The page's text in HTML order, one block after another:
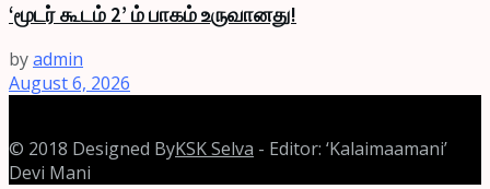
‘மூடர் கூடம் 2’ ம் பாகம் உருவானது!
byadmin
August 6, 2026
© 2018 Designed ByKSK Selva - Editor: ‘Kalaimaamani’
Devi Mani